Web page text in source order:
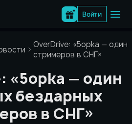
Войти
OverDrive: «5opka — один
стримеров в СНГ»
«5opka — один
бездарных
в СНГ»